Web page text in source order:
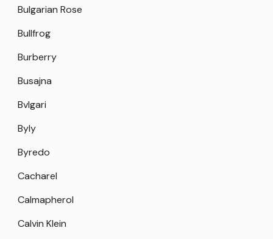
Bulgarian Rose
Bullfrog
Burberry
Busajna
Bvlgari
Byly
Byredo
Cacharel
Calmapherol
Calvin Klein